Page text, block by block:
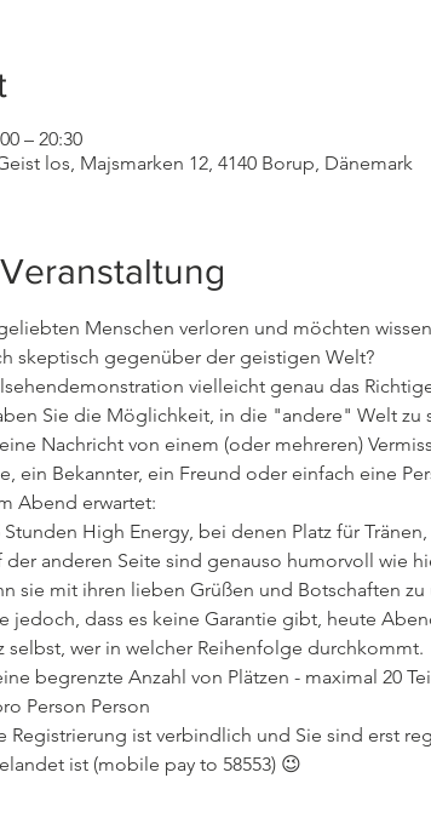
– 20:30
los, Majsmarken 12, 4140 Borup, Dänemark
Menschen verloren und möchten
skeptisch gegenüber der geistigen Welt?
vielleicht genau das
Sie die Möglichkeit, in die "andere" Welt zu
Nachricht von einem (oder mehreren)
ein Bekannter, ein Freund oder einfach eine
Abend erwartet:
Stunden High Energy, bei denen Platz für
der anderen Seite sind genauso humorvoll wie
sie mit ihren lieben Grüßen und Botschaften
jedoch, dass es keine Garantie gibt, heute
selbst, wer in welcher Reihenfolge durchkommt.
begrenzte Anzahl von Plätzen - maximal 20
Person Person
Registrierung ist verbindlich und Sie sind erst
ist (mobile pay to 58553) 😉